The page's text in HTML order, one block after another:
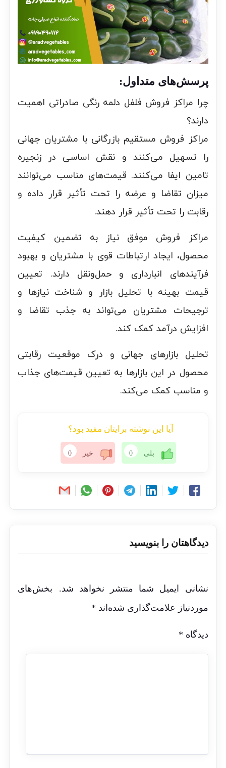
پرسش‌های متداول:
چرا مراکز فروش فلفل دلمه رنگی صادراتی اهمیت
دارند؟
مراکز فروش مستقیم بازرگانی با مشتریان جهانی
را تسهیل می‌کنند و نقش اساسی در زنجیره
تامین ایفا می‌کنند. قیمت‌های مناسب می‌توانند
میزان تقاضا و عرضه را تحت تأثیر قرار داده و
رقابت را تحت تأثیر قرار دهند.
مراکز فروش موفق نیاز به تضمین کیفیت
محصول، ایجاد ارتباطات قوی با مشتریان و بهبود
فرآیندهای انبارداری و حمل‌ونقل دارند. تعیین
قیمت بهینه با تحلیل بازار و شناخت نیازها و
ترجیحات مشتریان می‌تواند به جذب تقاضا و
افزایش درآمد کمک کند.
تحلیل بازارهای جهانی و درک موقعیت رقابتی
محصول در این بازارها به تعیین قیمت‌های جذاب
و مناسب کمک می‌کند.
آیا این نوشته برایتان مفید بود؟
بلی 0 خیر 0
دیدگاهتان را بنویسید
نشانی ایمیل شما منتشر نخواهد شد.
بخش‌های
موردنیاز علامت‌گذاری شده‌اند *
دیدگاه *